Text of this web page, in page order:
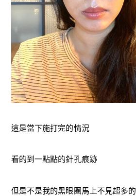
這是當下施打完的情況
看的到一點點的針孔痕跡
但是不是我的黑眼圈馬上不見超多的